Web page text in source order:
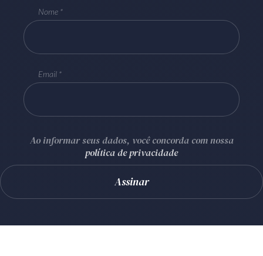
Nome
Email
Ao informar seus dados, você concorda com nossa
política de privacidade